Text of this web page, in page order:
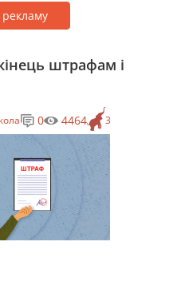
штрафам і
3
0 4464